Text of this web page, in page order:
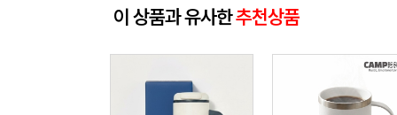
이 상품과 유사한추천상품